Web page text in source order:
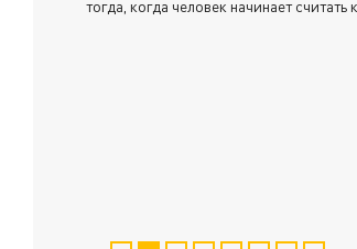
тогда, когда человек начинает